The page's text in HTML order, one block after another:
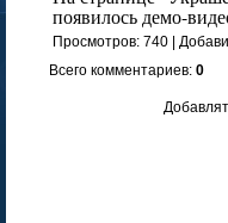
появилось демо-
Просмотров: 740 |
Всего комментариев: 0